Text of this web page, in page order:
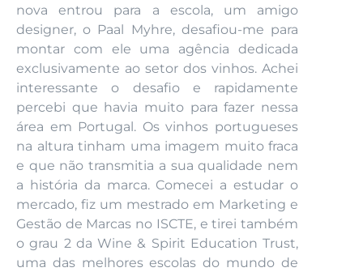
nova entrou para a escola, um amigo
designer, o Paal Myhre, desafiou-me para
montar com ele uma agência dedicada
exclusivamente ao setor dos vinhos. Achei
interessante o desafio e rapidamente
percebi que havia muito para fazer nessa
área em Portugal. Os vinhos portugueses
na altura tinham uma imagem muito fraca
e que não transmitia a sua qualidade nem
a história da marca. Comecei a estudar o
mercado, fiz um mestrado em Marketing e
Gestão de Marcas no ISCTE, e tirei também
o grau 2 da Wine & Spirit Education Trust,
uma das melhores escolas do mundo de